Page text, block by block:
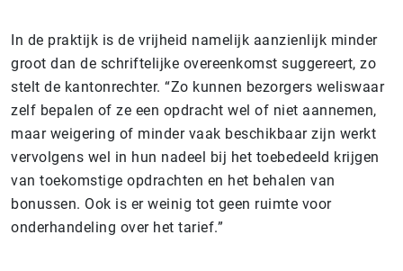
In de praktijk is de vrijheid namelijk aanzienlijk minder
groot dan de schriftelijke overeenkomst suggereert, zo
stelt de kantonrechter. “Zo kunnen bezorgers weliswaar
zelf bepalen of ze een opdracht wel of niet aannemen,
maar weigering of minder vaak beschikbaar zijn werkt
vervolgens wel in hun nadeel bij het toebedeeld krijgen
van toekomstige opdrachten en het behalen van
bonussen. Ook is er weinig tot geen ruimte voor
onderhandeling over het tarief.”